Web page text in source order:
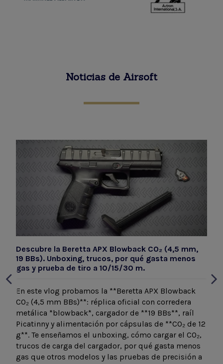
Noticias de Airsoft
Descubre la Beretta APX Blowback CO₂ (4,5 mm,
19 BBs). Unboxing, trucos, por qué gasta menos
gas y prueba de tiro a 10/15/30 m.
En este vlog probamos la **Beretta APX Blowback
CO₂ (4,5 mm BBs)**: réplica oficial con corredera
metálica *blowback*, cargador de **19 BBs**, raíl
Picatinny y alimentación por cápsulas de **CO₂ de 12
g**. Te enseñamos el unboxing, cómo cargar el CO₂,
trucos de carga del cargador, por qué gasta menos
gas que otros modelos y las pruebas de precisión a